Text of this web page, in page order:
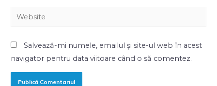
Salvează-mi numele, emailul și site-ul web în acest
navigator pentru data viitoare când o să comentez.